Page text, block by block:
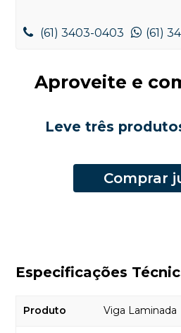
(61) 3403-0403 (61)
Aproveite e
Leve três
Comprar
Especificações
Produto Viga Laminada